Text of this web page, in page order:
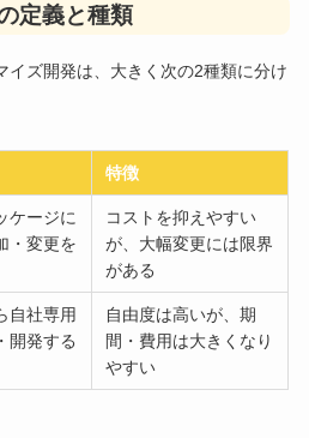
定義と種類
イズ開発は、大きく次の2種類に分け
特徴
ケージに
・変更を
コストを抑えやすい
が、大幅変更には限界
がある
自社専用
開発する
自由度は高いが、期
間・費用は大きくなり
やすい